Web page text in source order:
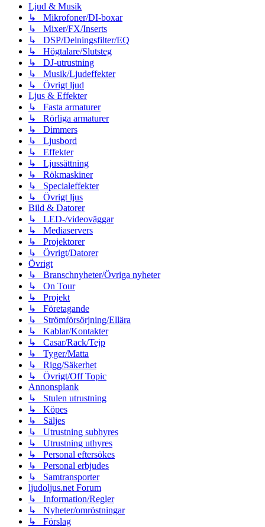
Ljud & Musik
↳ Mikrofoner/DI-boxar
↳ Mixer/FX/Inserts
↳ DSP/Delningsfilter/EQ
↳ Högtalare/Slutsteg
↳ DJ-utrustning
↳ Musik/Ljudeffekter
↳ Övrigt ljud
Ljus & Effekter
↳ Fasta armaturer
↳ Rörliga armaturer
↳ Dimmers
↳ Ljusbord
↳ Effekter
↳ Ljussättning
↳ Rökmaskiner
↳ Specialeffekter
↳ Övrigt ljus
Bild & Datorer
↳ LED-/videoväggar
↳ Mediaservers
↳ Projektorer
↳ Övrigt/Datorer
Övrigt
↳ Branschnyheter/Övriga nyheter
↳ On Tour
↳ Projekt
↳ Företagande
↳ Strömförsörjning/Ellära
↳ Kablar/Kontakter
↳ Casar/Rack/Tejp
↳ Tyger/Matta
↳ Rigg/Säkerhet
↳ Övrigt/Off Topic
Annonsplank
↳ Stulen utrustning
↳ Köpes
↳ Säljes
↳ Utrustning subhyres
↳ Utrustning uthyres
↳ Personal eftersökes
↳ Personal erbjudes
↳ Samtransporter
ljudoljus.net Forum
↳ Information/Regler
↳ Nyheter/omröstningar
↳ Förslag